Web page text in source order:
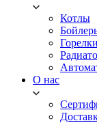
Котлы
Горелки
О нас